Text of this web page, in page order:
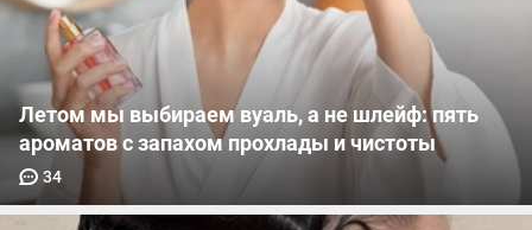
Летом мы выбираем вуаль, а не шлейф: пять
ароматов с запахом прохлады и чистоты
34